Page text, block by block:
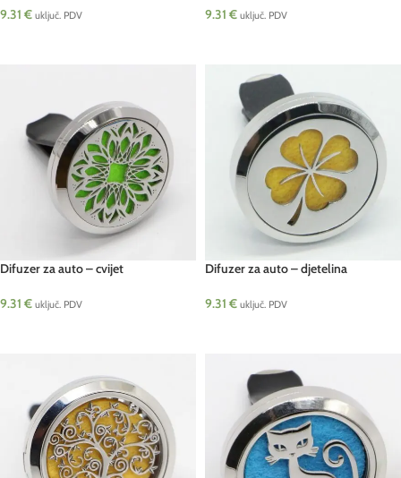
9.31 € uključ. PDV 9.31 € uključ. PDV
Difuzer za auto – cvijet
9.31 € uključ. PDV
Difuzer za auto – djetelina
9.31 € uključ. PDV